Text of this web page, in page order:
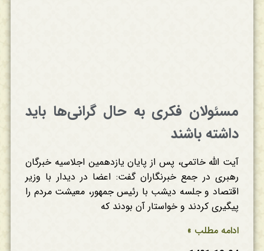
مسئولان فکری به حال گرانی‌ها باید
داشته باشند
آیت الله خاتمی، پس از پایان یازدهمین اجلاسیه خبرگان
رهبری در جمع خبرنگاران گفت: اعضا در دیدار با وزیر
اقتصاد و جلسه دیشب با رئیس جمهور، معیشت مردم را
پیگیری کردند و خواستار آن بودند که
ادامه مطلب »